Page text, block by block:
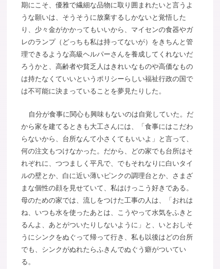
期にこそ、優雅で繊細な品物に取り囲まれたいと言うよ
うな願いは、そうそうに放棄するしかないと覚悟した
り、少々金がかかってもいいから、マイセンの食器やガ
レのランプ（どっちも私は持ってないが）をきちんと管
理できるような高級ヘルパーさんを養成してくれないだ
ろうかと、高齢者や貧乏人はきれいなものや高価なもの
は持たなくていいというポリシーらしい福祉行政の国で
は不可能に決まっていることを夢見たりした。
自分が食事に関心も興味もないのは自覚していた。だ
から家を建てるときも大工さんには、「食事にはこだわ
らないから、台所なんて小さくてもいいよ」と言って、
何の注文もつけなかった。だから、どの家でも台所はそ
れぞれに、つつましく平凡で、でもそれなりに白いタイ
ルの壁とか、白に近い薄いピンクの調理台とか、さまざ
まな個性の顔を見せていて、私はけっこう好きである。
母のための家では、流しをつけた工事の人は、「おれは
ね、いつも水を使ったあとは、こうやって水気をふきと
るんよ、あとがついたりしないように」と、いとおしそ
うにシンクをぬぐって帰って行き、私も以後はどの台所
でも、シンクがぬれたらふきんでぬぐう癖がついてい
る。